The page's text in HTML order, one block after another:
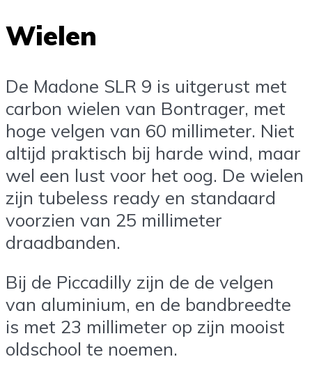
Wielen
De Madone SLR 9 is uitgerust met
carbon wielen van Bontrager, met
hoge velgen van 60 millimeter. Niet
altijd praktisch bij harde wind, maar
wel een lust voor het oog. De wielen
zijn tubeless ready en standaard
voorzien van 25 millimeter
draadbanden.
Bij de Piccadilly zijn de de velgen
van aluminium, en de bandbreedte
is met 23 millimeter op zijn mooist
oldschool te noemen.